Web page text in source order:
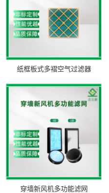
纸框板式多褶空气过滤器
穿墙新风机多功能滤网